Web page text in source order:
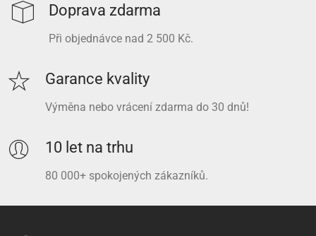
Doprava zdarma
Při objednávce nad 2 500 Kč.
Garance kvality
Výměna nebo vrácení zdarma do 30 dnů!
10 let na trhu
80 000+ spokojených zákazníků.